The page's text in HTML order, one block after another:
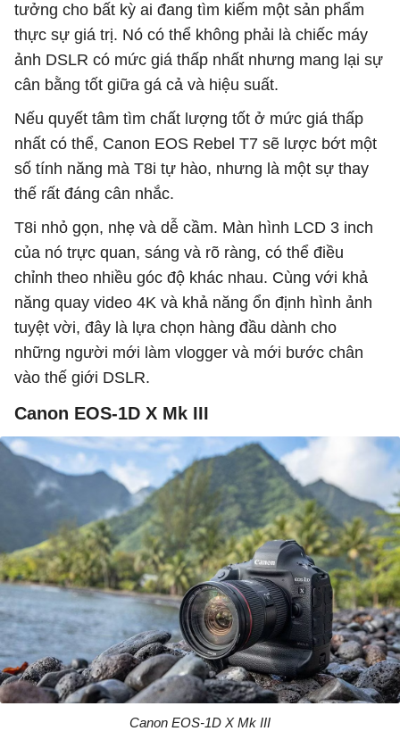
tưởng cho bất kỳ ai đang tìm kiếm một sản phẩm
thực sự giá trị. Nó có thể không phải là chiếc máy
ảnh DSLR có mức giá thấp nhất nhưng mang lại sự
cân bằng tốt giữa gá cả và hiệu suất.
Nếu quyết tâm tìm chất lượng tốt ở mức giá thấp
nhất có thể, Canon EOS Rebel T7 sẽ lược bớt một
số tính năng mà T8i tự hào, nhưng là một sự thay
thế rất đáng cân nhắc.
T8i nhỏ gọn, nhẹ và dễ cầm. Màn hình LCD 3 inch
của nó trực quan, sáng và rõ ràng, có thể điều
chỉnh theo nhiều góc độ khác nhau. Cùng với khả
năng quay video 4K và khả năng ổn định hình ảnh
tuyệt vời, đây là lựa chọn hàng đầu dành cho
những người mới làm vlogger và mới bước chân
vào thế giới DSLR.
Canon EOS-1D X Mk III
Canon EOS-1D X Mk III